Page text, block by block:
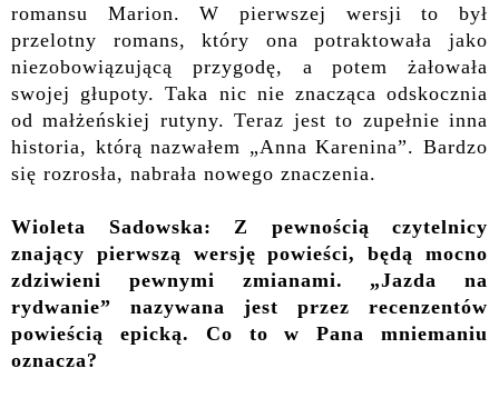
romansu Marion. W pierwszej wersji to był
przelotny romans, który ona potraktowała jako
niezobowiązującą przygodę, a potem żałowała
swojej głupoty. Taka nic nie znacząca odskocznia
od małżeńskiej rutyny. Teraz jest to zupełnie inna
historia, którą nazwałem „Anna Karenina”. Bardzo
się rozrosła, nabrała nowego znaczenia.
Wioleta Sadowska: Z pewnością czytelnicy
znający pierwszą wersję powieści, będą mocno
zdziwieni pewnymi zmianami. „Jazda na
rydwanie” nazywana jest przez recenzentów
powieścią epicką. Co to w Pana mniemaniu
oznacza?